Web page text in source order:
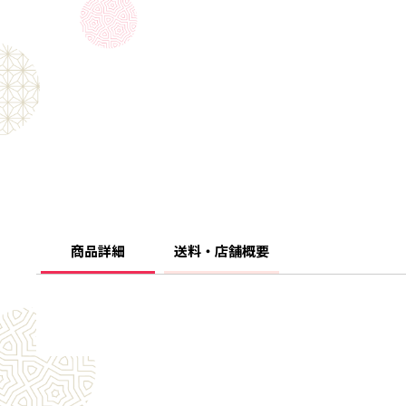
商品詳細 送料・店舗概要